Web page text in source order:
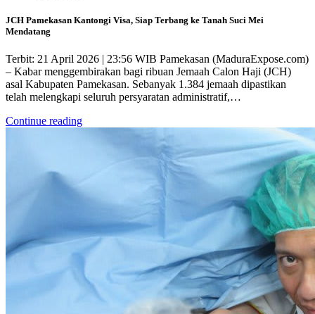
JCH Pamekasan Kantongi Visa, Siap Terbang ke Tanah Suci Mei
Mendatang
Terbit: 21 April 2026 | 23:56 WIB Pamekasan (MaduraExpose.com)
– Kabar menggembirakan bagi ribuan Jemaah Calon Haji (JCH)
asal Kabupaten Pamekasan. Sebanyak 1.384 jemaah dipastikan
telah melengkapi seluruh persyaratan administratif,…
Continue reading